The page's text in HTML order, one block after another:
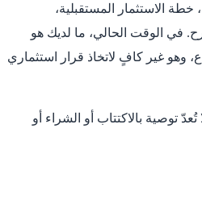
خطة الاستثمار المستقبلية،
في الوقت الحالي، ما لديك هو
وهو غير كافٍ لاتخاذ قرار استثماري
توصية بالاكتتاب أو الشراء أو